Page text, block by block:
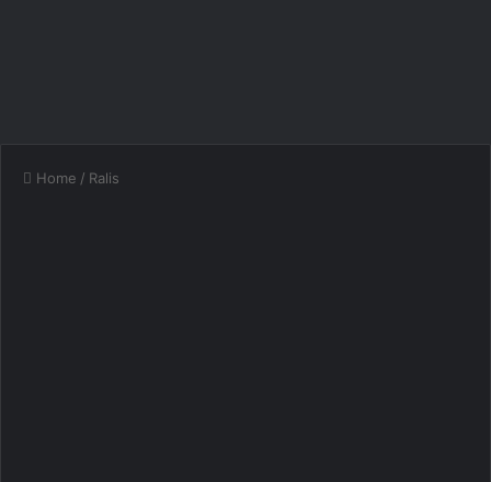
Home / Ralis